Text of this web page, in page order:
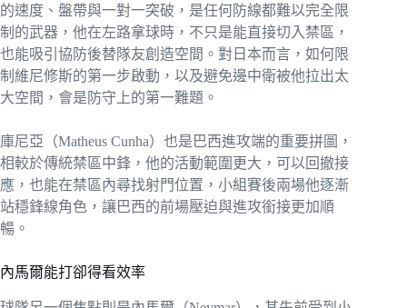
的速度、盤帶與一對一突破，是任何防線都難以完全限
制的武器，他在左路拿球時，不只是能直接切入禁區，
也能吸引協防後替隊友創造空間。對日本而言，如何限
制維尼修斯的第一步啟動，以及避免邊中衛被他拉出太
大空間，會是防守上的第一難題。
庫尼亞（Matheus Cunha）也是巴西進攻端的重要拼圖，
相較於傳統禁區中鋒，他的活動範圍更大，可以回撤接
應，也能在禁區內尋找射門位置，小組賽後兩場他逐漸
站穩鋒線角色，讓巴西的前場壓迫與進攻銜接更加順
暢。
內馬爾能打卻得看效率